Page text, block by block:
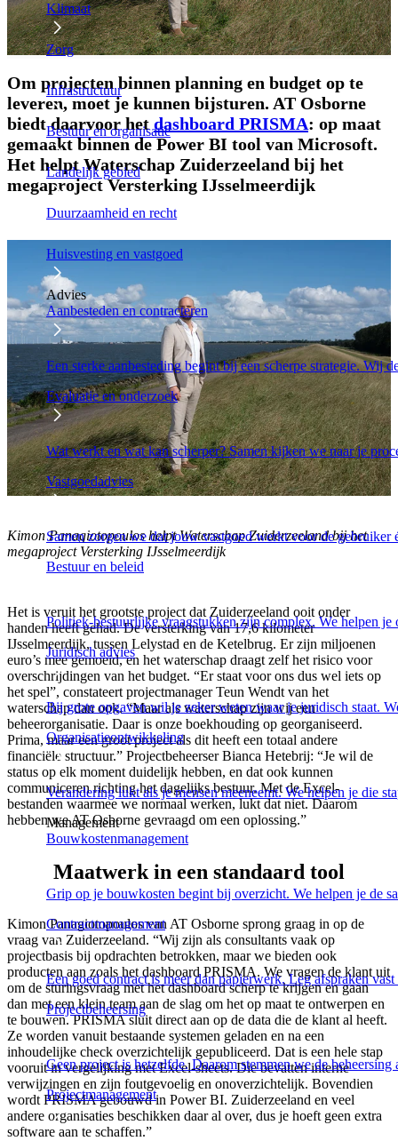
Klimaat
Zorg
Infrastructuur
Bestuur en organisatie
Landelijk gebied
Duurzaamheid en recht
Huisvesting en vastgoed
Advies
Aanbesteden en contracteren
Een sterke aanbesteding begint bij een scherpe strategie. Wij
Evaluatie en onderzoek
Wat werkt en wat kan scherper? Samen kijken we naar je
Vastgoedadvies
Samen zorgen we dat jouw vastgoed werkt voor de gebruiker
Bestuur en beleid
Politiek-bestuurlijke vraagstukken zijn complex. We helpen
Juridisch advies
Bij grote opgaven wil je zeker weten waar je juridisch staat.
Organisatieontwikkeling
Verandering lukt als je mensen meeneemt. We helpen je die
Management
Bouwkostenmanagement
Grip op je bouwkosten begint bij overzicht. We helpen je de
Contractmanagement
Een goed contract is meer dan papierwerk. Leg afspraken
Projectbeheersing
Geen project is hetzelfde. Daarom stemmen we de
Projectmanagement
Om projecten binnen planning en budget op te
leveren, moet je kunnen bijsturen. AT Osborne
biedt daarvoor het dashboard PRISMA: op maat
gemaakt binnen de Power BI tool van Microsoft.
Het helpt Waterschap Zuiderzeeland bij het
megaproject Versterking IJsselmeerdijk
Kimon Panagiotopoulos helpt Waterschap Zuiderzeeland bij het
megaproject Versterking IJsselmeerdijk
Het is veruit het grootste project dat Zuiderzeeland ooit onder
handen heeft gehad. De versterking van 17,6 kilometer
IJsselmeerdijk, tussen Lelystad en de Ketelbrug. Er zijn miljoenen
euro’s mee gemoeid, en het waterschap draagt zelf het risico voor
overschrijdingen van het budget. “Er staat voor ons dus wel iets op
het spel”, constateert projectmanager Teun Wendt van het
waterschap dan ook. “Maar als waterschap zijn wij een
beheerorganisatie. Daar is onze boekhouding op georganiseerd.
Prima, maar een groot project als dit heeft een totaal andere
financiële structuur.” Projectbeheerser Bianca Hetebrij: “Je wil de
status op elk moment duidelijk hebben, en dat ook kunnen
communiceren richting het dagelijks bestuur. Met de Excel-
bestanden waarmee we normaal werken, lukt dat niet. Daarom
hebben we AT Osborne gevraagd om een oplossing.”
Maatwerk in een standaard tool
Kimon Panagiotopoulos van AT Osborne sprong graag in op de
vraag van Zuiderzeeland. “Wij zijn als consultants vaak op
projectbasis bij opdrachten betrokken, maar we bieden ook
producten aan zoals het dashboard PRISMA. We vragen de klant uit
om de sturingsvraag met het dashboard scherp te krijgen en gaan
dan met een klein team aan de slag om het op maat te ontwerpen en
te bouwen. PRISMA sluit direct aan op de data die de klant al heeft.
Ze worden vanuit bestaande systemen geladen en na een
inhoudelijke check overzichtelijk gepubliceerd. Dat is een hele stap
vooruit in vergelijking met Excel-sheets. Die bevatten interne
verwijzingen en zijn foutgevoelig en onoverzichtelijk. Bovendien
wordt PRISMA gebouwd in Power BI. Zuiderzeeland en veel
andere organisaties beschikken daar al over, dus je hoeft geen extra
software aan te schaffen.”